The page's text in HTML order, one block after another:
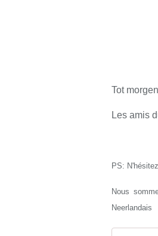
Tot
Les amis
PS:
Nous
Neerlandais